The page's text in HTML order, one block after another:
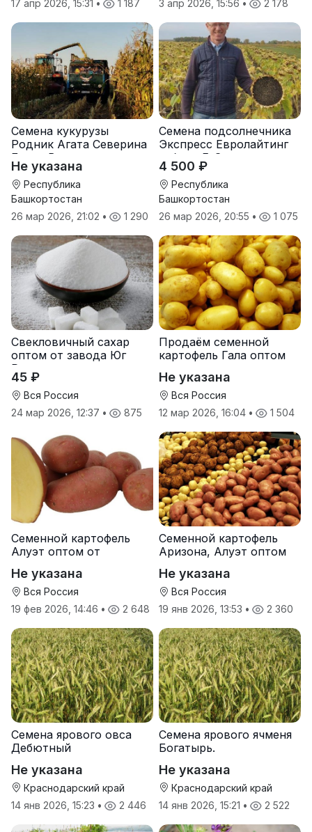
17 апр 2026, 15:31 • 1 187 3 апр 2026, 15:56 • 2 178
Семена кукурузы
Родник Агата Северина
Берта Вилора
Прохладненский Дарина
Росс Машук Катерина
Не указана
Республика
Башкортостан
26 мар 2026, 21:02 • 1 290
Семена подсолнечника
Экспресс Евролайтинг
гибрид F-G+
4 500 ₽
Республика
Башкортостан
26 мар 2026, 20:55 • 1 075
Свекловичный сахар
оптом от завода Юг
Руси
45 ₽
Вся Россия
24 мар 2026, 12:37 • 875
Продаём семенной
картофель Гала оптом
Не указана
Вся Россия
12 мар 2026, 16:04 • 1 504
Семенной картофель
Алуэт оптом от
Не указана
Вся Россия
19 фев 2026, 14:46 • 2 648
Семенной картофель
Аризона, Алуэт оптом
Не указана
Вся Россия
19 янв 2026, 13:53 • 2 360
Семена ярового овса
Дебютный
Не указана
Краснодарский край
14 янв 2026, 15:23 • 2 446
Семена ярового ячменя
Богатырь.
Не указана
Краснодарский край
14 янв 2026, 15:21 • 2 522